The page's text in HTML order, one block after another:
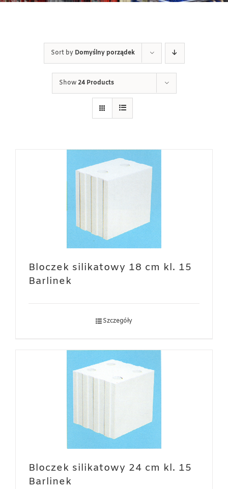
Sort by Domyślny porządek
Show24 Products
Bloczek silikatowy 18 cm kl. 15
Barlinek
Szczegóły
Bloczek silikatowy 24 cm kl. 15
Barlinek